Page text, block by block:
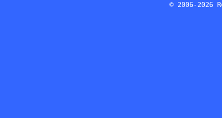
© 2006-2026